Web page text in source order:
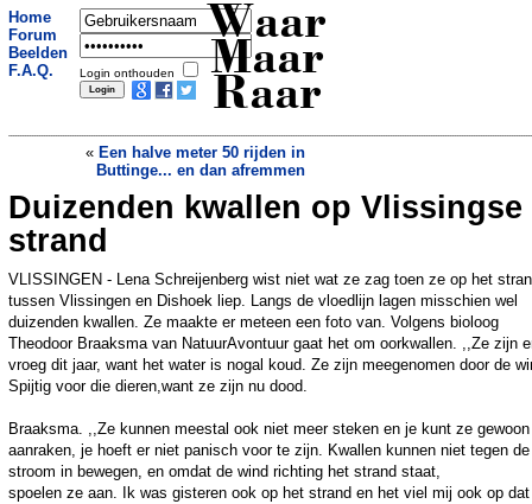
Home
Forum
Beelden
F.A.Q.
Login onthouden
Waar
Maar
Raar
« Een halve meter 50 rijden in
Buttinge... en dan afremmen
Vrouw mag kamer niet huren wegens
haar sterrenbeeld
»
Duizenden kwallen op Vlissingse
strand
VLISSINGEN - Lena Schreijenberg wist niet wat ze zag toen ze op het
tussen Vlissingen en Dishoek liep. Langs de vloedlijn lagen misschien wel
duizenden kwallen. Ze maakte er meteen een foto van. Volgens bioloog
Theodoor Braaksma van NatuurAvontuur gaat het om oorkwallen. ,,Ze zijn
vroeg dit jaar, want het water is nogal koud. Ze zijn meegenomen door de
Spijtig voor die dieren,want ze zijn nu dood.
Braaksma. ,,Ze kunnen meestal ook niet meer steken en je kunt ze gewoon
aanraken, je hoeft er niet panisch voor te zijn. Kwallen kunnen niet tegen de
stroom in bewegen, en omdat de wind richting het strand staat,
spoelen ze aan. Ik was gisteren ook op het strand en het viel mij ook op